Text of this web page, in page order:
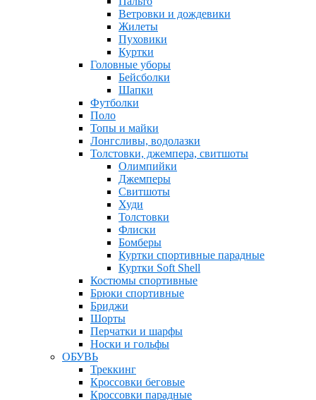
Ветровки и дождевики
Жилеты
Пуховики
Куртки
Головные уборы
Бейсболки
Шапки
Футболки
Поло
Топы и майки
Лонгсливы, водолазки
Толстовки, джемпера, свитшоты
Олимпийки
Джемперы
Свитшоты
Худи
Толстовки
Флиски
Бомберы
Куртки спортивные парадные
Куртки Soft Shell
Костюмы спортивные
Брюки спортивные
Бриджи
Шорты
Перчатки и шарфы
Носки и гольфы
ОБУВЬ
Треккинг
Кроссовки беговые
Кроссовки парадные